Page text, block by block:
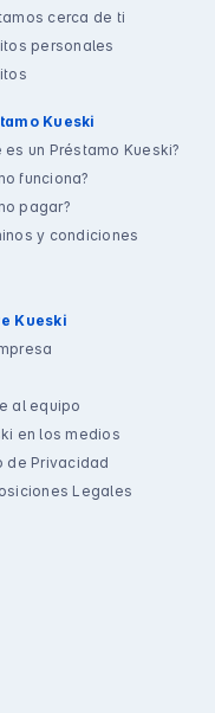
cerca de ti
personales
Kueski
es un Préstamo Kueski?
funciona?
pagar?
y condiciones
Kueski
al equipo
en los medios
de Privacidad
Legales